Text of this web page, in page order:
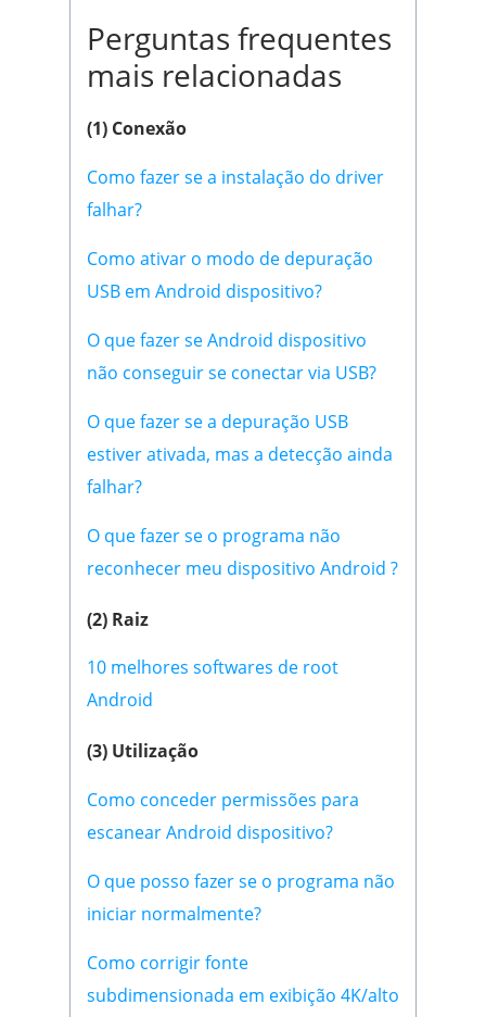
Perguntas frequentes
mais relacionadas
(1) Conexão
Como fazer se a instalação do driver
falhar?
Como ativar o modo de depuração
USB em Android dispositivo?
O que fazer se Android dispositivo
não conseguir se conectar via USB?
O que fazer se a depuração USB
estiver ativada, mas a detecção ainda
falhar?
O que fazer se o programa não
reconhecer meu dispositivo Android ?
(2) Raiz
10 melhores softwares de root
Android
(3) Utilização
Como conceder permissões para
escanear Android dispositivo?
O que posso fazer se o programa não
iniciar normalmente?
Como corrigir fonte
subdimensionada em exibição 4K/alto